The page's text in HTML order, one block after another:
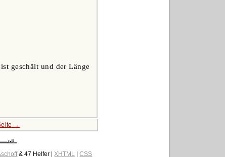
geschält und der Länge
→
& 47 Helfer |XHTML |CSS